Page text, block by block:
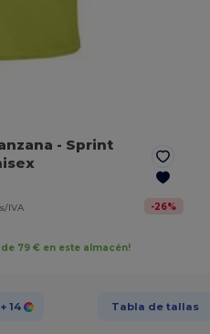
- Sprint
s/IVA -26%
79 € en este almacén!
+ 14 Tabla de tallas